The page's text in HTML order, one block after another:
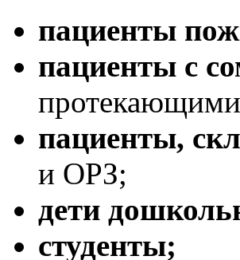
пациенты
пациенты с
пациенты,
и ОРЗ;
дети
студенты;